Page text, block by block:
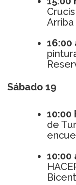
Arriba
16:00
Sábado 19
10:00
de
10:00